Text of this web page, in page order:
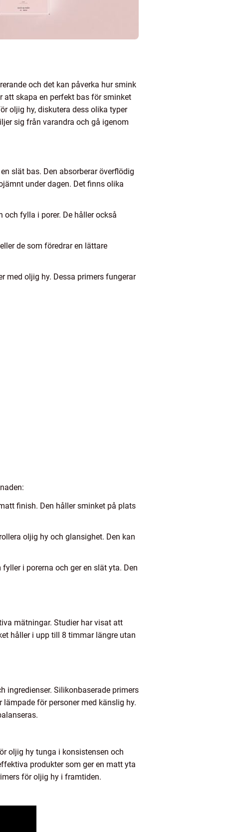
och det kan påverka hur smink
att skapa en perfekt bas för sminket
oljig hy, diskutera dess olika typer
sig från varandra och gå igenom
slät bas. Den absorberar överflödig
under dagen. Det finns olika
och fylla i porer. De håller också
de som föredrar en lättare
med oljig hy. Dessa primers fungerar
finish. Den håller sminket på plats
oljig hy och glansighet. Den kan
i porerna och ger en slät yta. Den
mätningar. Studier har visat att
håller i upp till 8 timmar längre utan
ingredienser. Silikonbaserade primers
för personer med känslig hy.
oljig hy tunga i konsistensen och
produkter som ger en matt yta
för oljig hy i framtiden.